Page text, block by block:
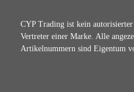
CYP Trading ist kein
Vertreter einer Marke. Alle
Artikelnummern sind Eigentum